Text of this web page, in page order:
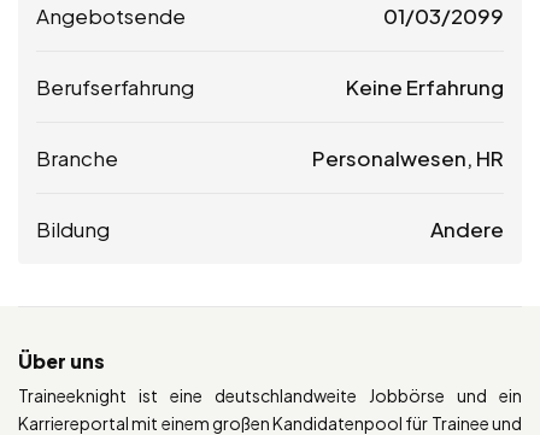
Angebotsende 01/03/2099
Berufserfahrung Keine Erfahrung
Branche Personalwesen, HR
Bildung Andere
Über uns
Traineeknight ist eine deutschlandweite Jobbörse und ein
Karriereportal mit einem großen Kandidatenpool für Trainee und